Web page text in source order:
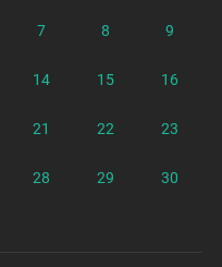
7 8 9
14 15 16
21 22 23
28 29 30